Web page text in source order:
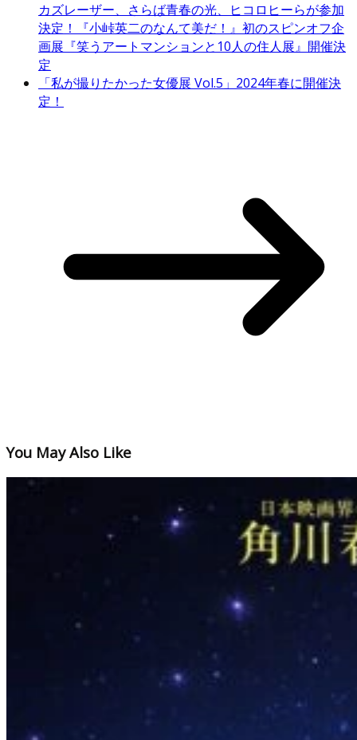
カズレーザー、さらば青春の光、ヒコロヒーらが参加
決定！『小峠英二のなんて美だ！』初のスピンオフ企
画展『笑うアートマンションと10人の住人展』開催決
定
「私が撮りたかった女優展 Vol.5」2024年春に開催決
定！
You May Also Like